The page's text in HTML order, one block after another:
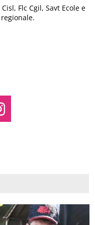
Flc Cgil, Savt Ecole e